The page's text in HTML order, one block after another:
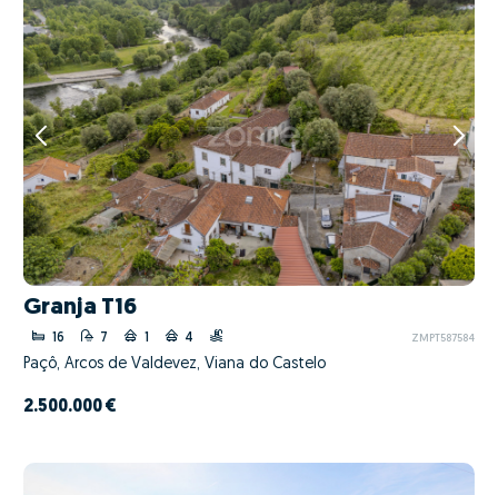
Granja T16
16 7 1 4 ZMPT587584
Paçô, Arcos de Valdevez, Viana do Castelo
2.500.000 €